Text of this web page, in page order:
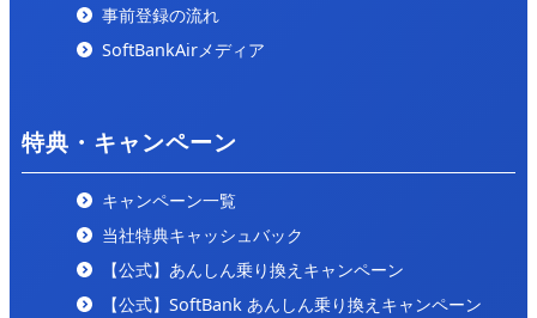
ュバックを徹底比較」にて紹介されました。
て紹介されました。
2024/9/25
「internet-all」の「ここが一番安い！コスパの良いお
すすめのインターネット回線をご紹介！
ました。
事前登録の流れ
SoftBankAirメディア
特典・キャンペーン
キャンペーン一覧
当社特典キャッシュバック
【公式】あんしん乗り換えキャンペーン
【公式】SoftBank あんしん乗り換えキャンペーン